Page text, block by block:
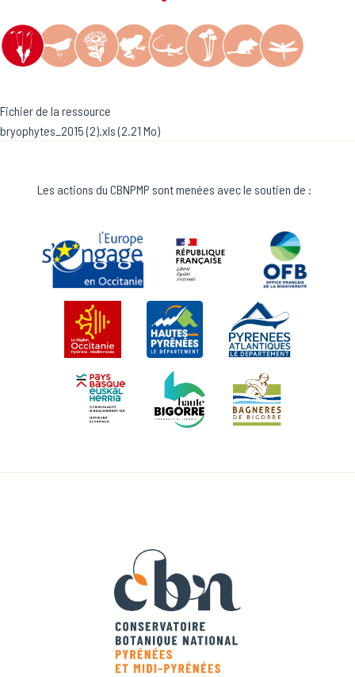
Fichier de la ressource
Document
bryophytes_2015 (2).xls (2.21 Mo)
Les actions du CBNPMP sont menées avec le soutien de :